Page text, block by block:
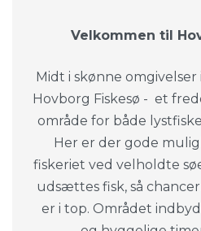
Velkommen til
Midt i skønne
Hovborg Fiskesø - et
område for både
Her er der gode
fiskeriet ved velholdte
udsættes fisk, så
er i top. Området